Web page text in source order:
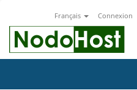
Français Connexion